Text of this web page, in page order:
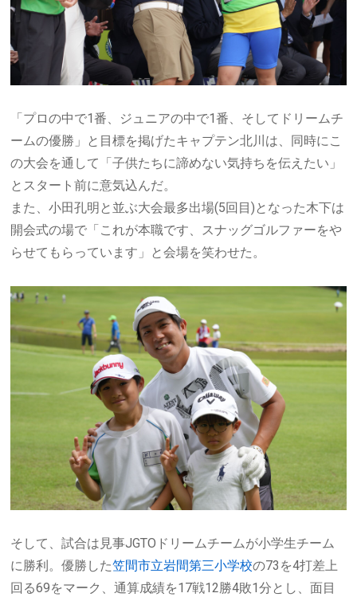
「プロの中で1番、ジュニアの中で1番、そしてドリームチ
ームの優勝」と目標を掲げたキャプテン北川は、同時にこ
の大会を通して「子供たちに諦めない気持ちを伝えたい」
とスタート前に意気込んだ。
また、小田孔明と並ぶ大会最多出場(5回目) となった木下は
開会式の場で「これが本職です、スナッグゴルファーをや
らせてもらっています」と会場を笑わせた。
そして、試合は見事JGTO ドリームチームが小学生チーム
に勝利。優勝した笠間市立岩間第三小学校の73 を4打差上
回る69をマーク、通算成績を17戦12勝4敗1分とし、面目